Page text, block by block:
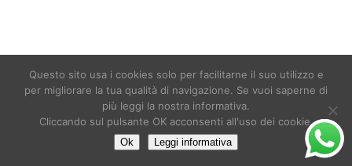
Questo sito usa i cookies solo per facilitarne il suo utilizzo e
per migliorare la tua qualità di navigazione. Se vuoi saperne di
più leggi la nostra informativa.
Cliccando sul pulsante OK acconsenti all'uso dei cookie.
Ok Leggi informativa